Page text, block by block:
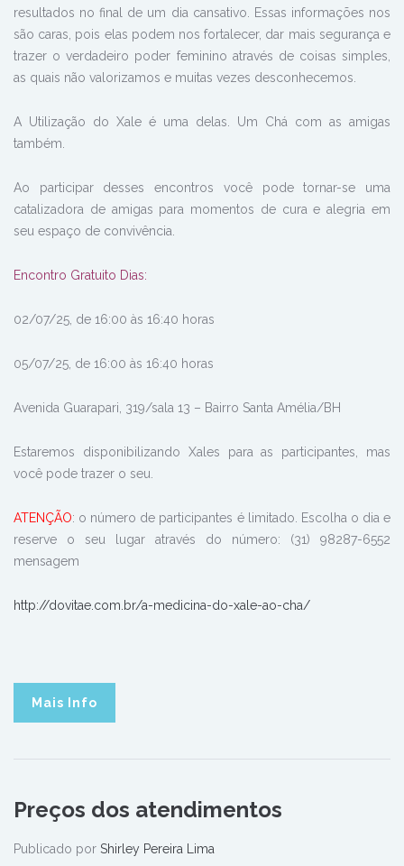
resultados no final de um dia cansativo. Essas informações nos
são caras, pois elas podem nos fortalecer, dar mais segurança e
trazer o verdadeiro poder feminino através de coisas simples,
as quais não valorizamos e muitas vezes desconhecemos.
A Utilização do Xale é uma delas. Um Chá com as amigas
também.
Ao participar desses encontros você pode tornar-se uma
catalizadora de amigas para momentos de cura e alegria em
seu espaço de convivência.
Encontro Gratuito Dias:
02/07/25, de 16:00 às 16:40 horas
05/07/25, de 16:00 às 16:40 horas
Avenida Guarapari, 319/sala 13 – Bairro Santa Amélia/BH
Estaremos disponibilizando Xales para as participantes, mas
você pode trazer o seu.
ATENÇÃO: o número de participantes é limitado. Escolha o dia e
reserve o seu lugar através do número: (31) 98287-6552
mensagem
http://dovitae.com.br/a-medicina-do-xale-ao-cha/
Mais Info
Preços dos atendimentos
Publicado por Shirley Pereira Lima